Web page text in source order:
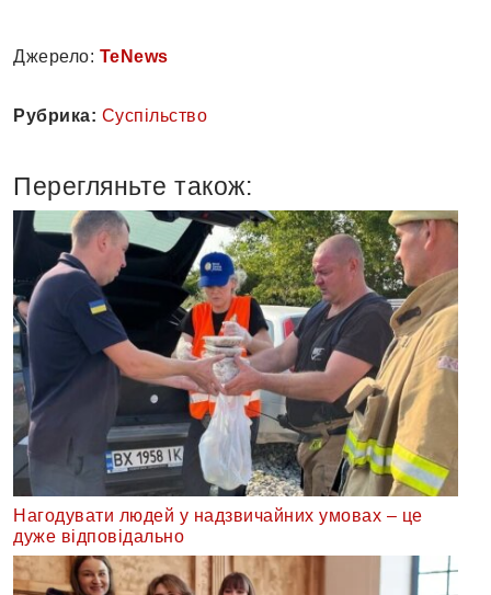
Джерело: TeNews
Рубрика: Суспільство
Перегляньте також:
Нагодувати людей у надзвичайних умовах – це
дуже відповідально